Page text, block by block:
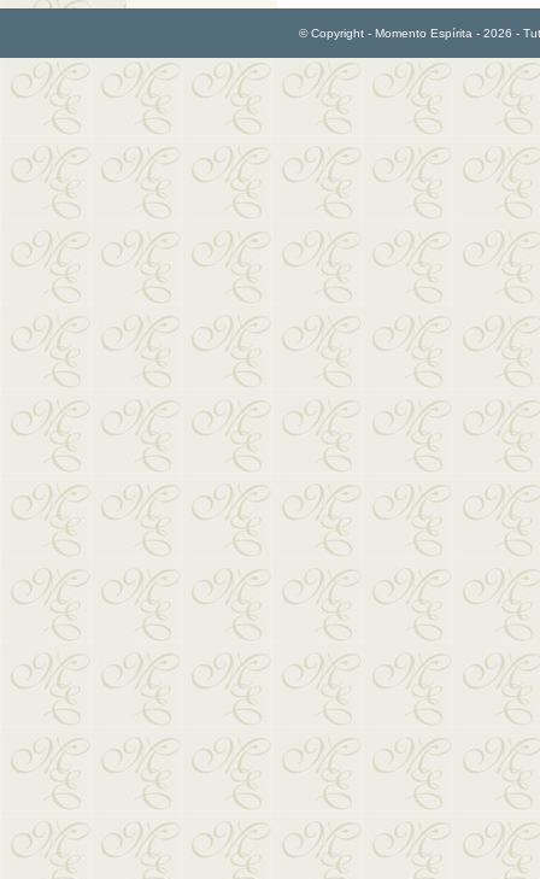
© Copyright - Momento Espírita - 2026 -